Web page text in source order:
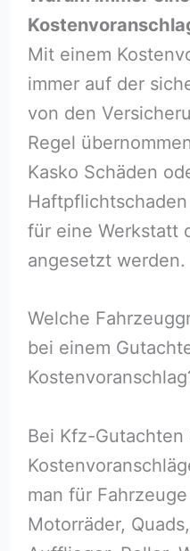
Mit einem
immer auf der
von den
Regel
Kasko Schäden
für eine Werkstatt
angesetzt werden.
Welche
bei einem
Bei Kfz-Gutachten
man für
Motorräder,